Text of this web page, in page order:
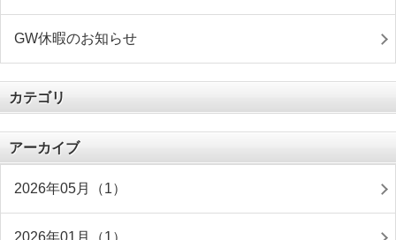
GW休暇のお知らせ
カテゴリ
アーカイブ
2026年05月（1）
2026年01月（1）